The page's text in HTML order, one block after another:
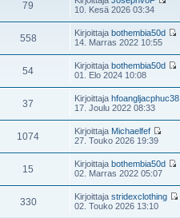
79
10. Kesä 2026 03:34
558 Kirjoittajabothembia50d
14. Marras 2022 10:55
54 Kirjoittajabothembia50d
01. Elo 2024 10:08
37 Kirjoittajahfoangljacphuc38
17. Joulu 2022 08:33
1074 Kirjoittaja Michaelfef
27. Touko 2026 19:39
15 Kirjoittajabothembia50d
02. Marras 2022 05:07
330 Kirjoittajastridexclothing
02. Touko 2026 13:10